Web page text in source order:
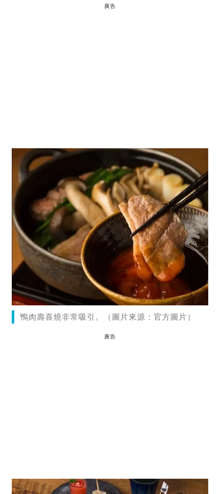
廣告
鴨肉壽喜燒非常吸引。（圖片來源：官方圖片）
廣告